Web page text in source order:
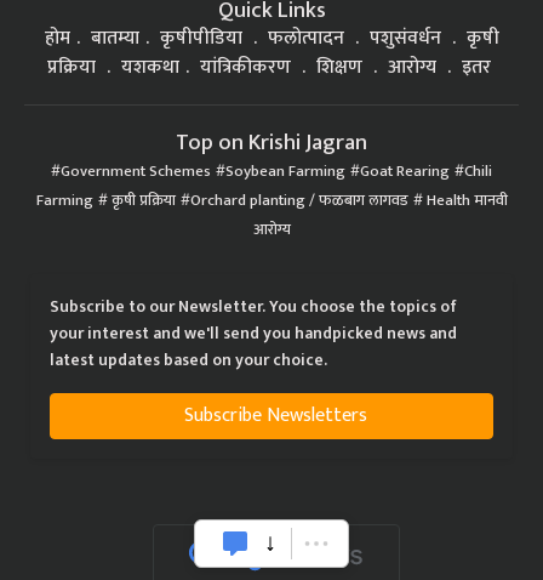
Quick Links
होम बातम्या कृषीपीडिया फलोत्पादन पशुसंवर्धन
कृषी
प्रक्रिया
यशकथा यांत्रिकीकरण शिक्षण आरोग्य इतर
Top on Krishi Jagran
Government Schemes Soybean Farming Goat Rearing Chili
Farming कृषी प्रक्रिया Orchard planting / फळबाग लागवड Health मानवी
आरोग्य
Subscribe to our Newsletter. You choose the topics of
your interest and we'll send you handpicked news and
latest updates based on your choice.
Subscribe Newsletters